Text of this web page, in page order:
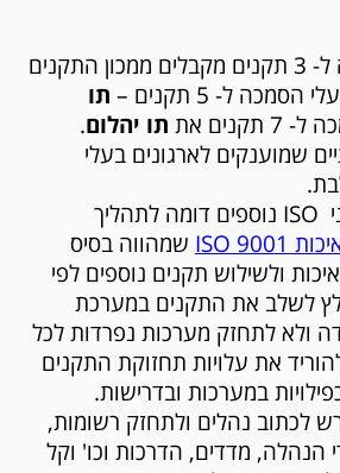
ארגוני בעלי הסמכה ל- 3 תקנים מקבלים ממכון התקנים
הסמכה ל- 5 תקנים –
תו
את תו יהלום.
שמוענקים לארגונים בעלי
ISO נוספים דומה לתהליך
9001
ISO שמהווה בסיס
ולשילוש תקנים נוספים לפי
לשלב את התקנים במערכת
ולא לתחזק מערכות נפרדות לכל
את עלויות תחזוקת התקנים
במערכות ובדרישות.
לכתוב נהלים ולתחזק רשומות,
הנהלה, מדדים, הדרכות וכו' וקל